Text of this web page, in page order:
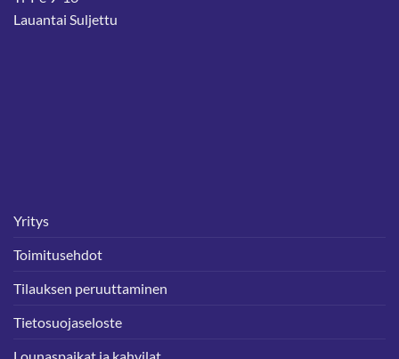
Lauantai Suljettu
Yritys
Toimitusehdot
Tilauksen peruuttaminen
Tietosuojaseloste